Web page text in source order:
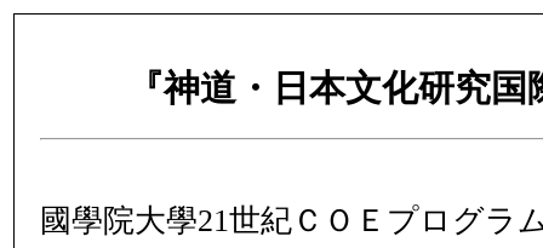
『神道・日本文化研究
國學院大學21世紀ＣＯＥプログラ